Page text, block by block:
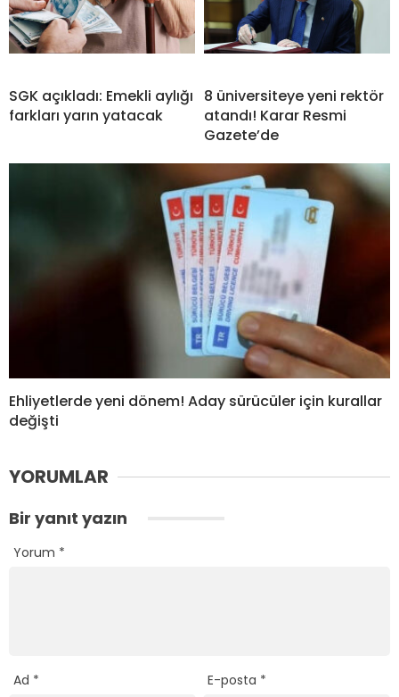
SGK açıkladı: Emekli aylığı
farkları yarın yatacak
8 üniversiteye yeni rektör
atandı! Karar Resmi
Gazete’de
Ehliyetlerde yeni dönem! Aday sürücüler için kurallar
değişti
YORUMLAR
Bir yanıt yazın
Yorum *
Ad * E-posta *